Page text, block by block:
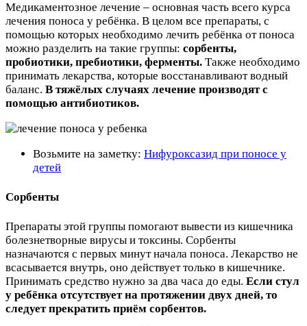
Медикаментозное лечение – основная часть всего курса
лечения поноса у ребёнка. В целом все препараты, с
помощью которых необходимо лечить ребёнка от поноса
можно разделить на такие группы: сорбенты,
пробиотики, пребиотики, ферменты. Также необходимо
принимать лекарства, которые восстанавливают водный
баланс. В тяжёлых случаях лечение производят с
помощью антибиотиков.
Возьмите на заметку: Нифуроксазид при поносе у
детей
Сорбенты
Препараты этой группы помогают вывести из кишечника
болезнетворные вирусы и токсины. Сорбенты
назначаются с первых минут начала поноса. Лекарство не
всасывается внутрь, оно действует только в кишечнике.
Принимать средство нужно за два часа до еды. Если стул
у ребёнка отсутствует на протяжении двух дней, то
следует прекратить приём сорбентов.